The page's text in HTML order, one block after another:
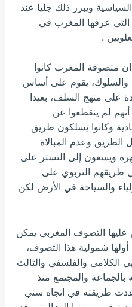
ويبرز ذلك جليا عند
التي عرفها المغرب في
.
متصوفة المغرب كانوا
والسلوك، يقوم على أساس
على منهج السلف، بعيدا
لم ينقطعوا عن
وكانوا يسلكون طريق
الطريق وعدم المبالاة
ويسعون إلى التستر على
طريقهم التربوي على
والسياحة في الأرض لكن
التصوف المغربي يمكن
شمولية هذا التصوف،
الكلامي والفلسفي والثالث
بالجماعة والمجتمع منذ
طريقته في اتجاه سني